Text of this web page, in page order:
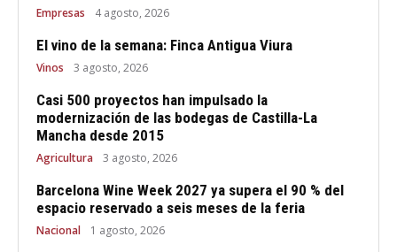
Empresas 4 agosto, 2026
El vino de la semana: Finca Antigua Viura
Vinos 3 agosto, 2026
Casi 500 proyectos han impulsado la
modernización de las bodegas de Castilla-La
Mancha desde 2015
Agricultura 3 agosto, 2026
Barcelona Wine Week 2027 ya supera el 90 % del
espacio reservado a seis meses de la feria
Nacional 1 agosto, 2026